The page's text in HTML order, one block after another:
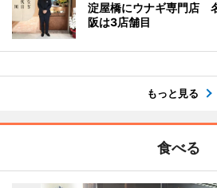
淀屋橋にウナギ専門店
阪は3店舗目
もっと見る
食べる